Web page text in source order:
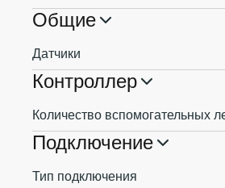
Общие
Датчики
Контроллер
Количество вспомогательных
Подключение
Тип подключения